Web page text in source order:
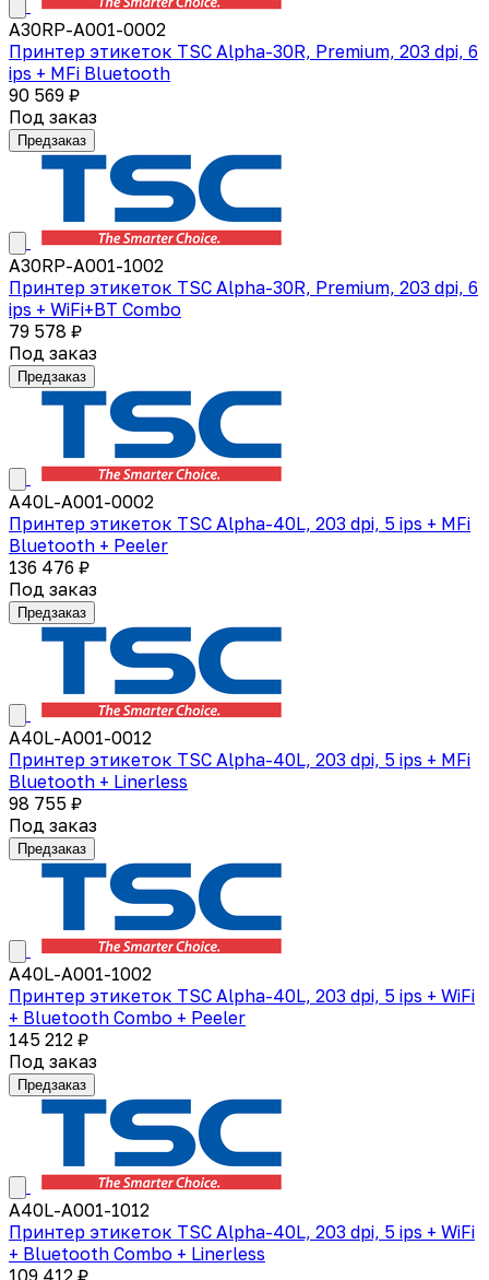
A30RP-A001-0002
Принтер этикеток TSC Alpha-30R, Premium, 203 dpi, 6
ips + MFi Bluetooth
90 569 ₽
Под заказ
Предзаказ
A30RP-A001-1002
Принтер этикеток TSC Alpha-30R, Premium, 203 dpi, 6
ips + WiFi+BT Combo
79 578 ₽
Под заказ
Предзаказ
A40L-A001-0002
Принтер этикеток TSC Alpha-40L, 203 dpi, 5 ips + MFi
Bluetooth + Peeler
136 476 ₽
Под заказ
Предзаказ
A40L-A001-0012
Принтер этикеток TSC Alpha-40L, 203 dpi, 5 ips + MFi
Bluetooth + Linerless
98 755 ₽
Под заказ
Предзаказ
A40L-A001-1002
Принтер этикеток TSC Alpha-40L, 203 dpi, 5 ips + WiFi
+ Bluetooth Combo + Peeler
145 212 ₽
Под заказ
Предзаказ
A40L-A001-1012
Принтер этикеток TSC Alpha-40L, 203 dpi, 5 ips + WiFi
+ Bluetooth Combo + Linerless
109 412 ₽